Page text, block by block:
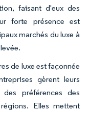
faisant d'eux des
forte présence est
marchés du luxe à
de luxe est façonnée
gèrent leurs
préférences des
Elles mettent